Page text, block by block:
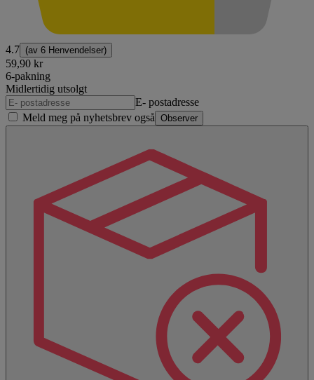
4.7 (av 6 Henvendelser)
59,90 kr
6-pakning
Midlertidig utsolgt
E- postadresse
Meld meg på nyhetsbrev også Observer